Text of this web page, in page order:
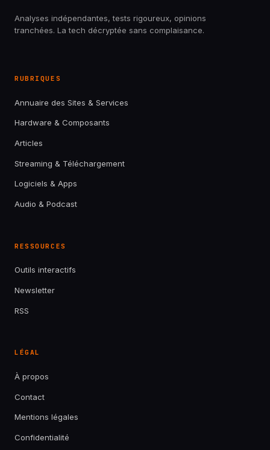
Analyses indépendantes, tests rigoureux, opinions
tranchées. La tech décryptée sans complaisance.
RUBRIQUES
Annuaire des Sites & Services
Hardware & Composants
Articles
Streaming & Téléchargement
Logiciels & Apps
Audio & Podcast
RESSOURCES
Outils interactifs
Newsletter
RSS
LÉGAL
À propos
Contact
Mentions légales
Confidentialité